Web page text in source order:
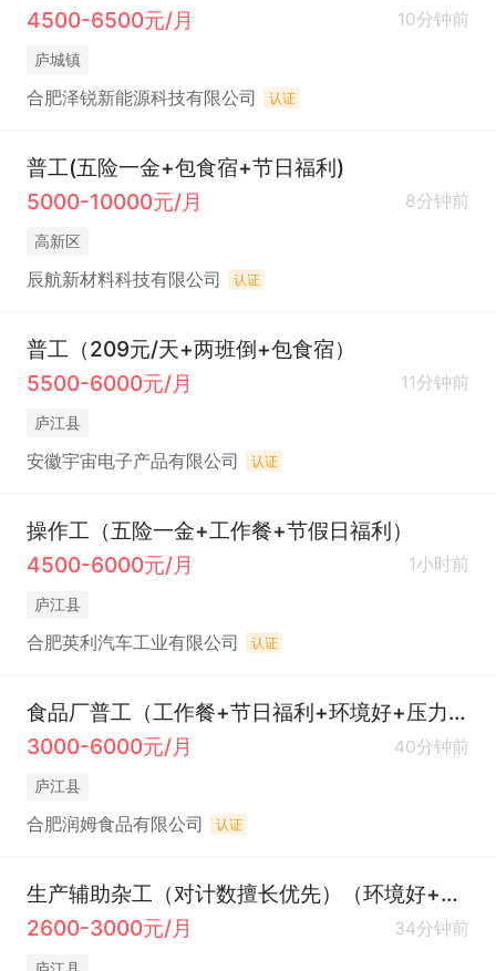
4500-6500元/月
10分钟前
庐城镇
合肥泽锐新能源科技有限公司 认证
普工(五险一金+包食宿+节日福利)
5000-10000元/月
8分钟前
高新区
辰航新材料科技有限公司 认证
普工（209元/天+两班倒+包食宿）
5500-6000元/月
11分钟前
庐江县
安徽宇宙电子产品有限公司 认证
操作工（五险一金+工作餐+节假日福利）
4500-6000元/月
1小时前
庐江县
合肥英利汽车工业有限公司 认证
食品厂普工（工作餐+节日福利+环境好+压力小）
3000-6000元/月
40分钟前
庐江县
合肥润姆食品有限公司 认证
生产辅助杂工（对计数擅长优先）（环境好+工作餐+白班）
2600-3000元/月
34分钟前